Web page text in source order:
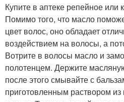
Купите в аптеке репейное или
Помимо того, что масло
цвет волос, оно обладает
воздействием на волосы, а
Вотрите в волосы масло и
полотенцем. Держите
после этого смывайте с
приготовленным раствором